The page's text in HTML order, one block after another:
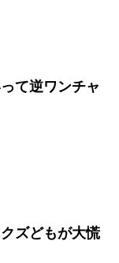
て逆ワンチャ
ズどもが大慌